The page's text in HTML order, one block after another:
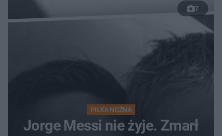
7
PIŁKA NOŻNA
Jorge Messi nie żyje. Zmarł